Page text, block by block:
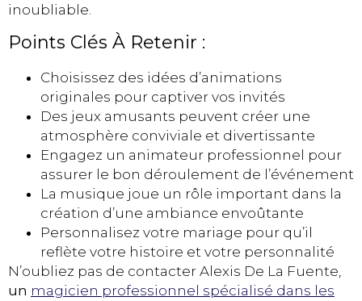
inoubliable.
Points Clés À Retenir :
Choisissez des idées d’animations
originales pour captiver vos invités
Des jeux amusants peuvent créer une
atmosphère conviviale et divertissante
Engagez un animateur professionnel pour
assurer le bon déroulement de l’événement
La musique joue un rôle important dans la
création d’une ambiance envoûtante
Personnalisez votre mariage pour qu’il
reflète votre histoire et votre personnalité
N’oubliez pas de contacter Alexis De La Fuente,
un magicien professionnel spécialisé dans les